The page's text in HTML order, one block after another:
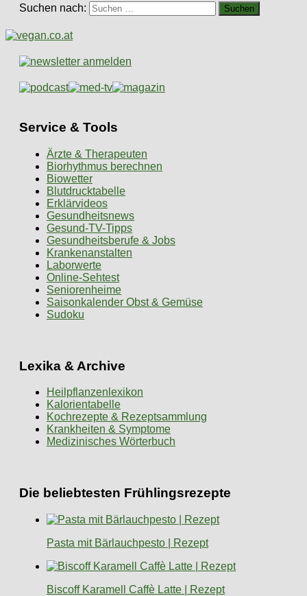
Suchen nach:
Service & Tools
Ärzte & Therapeuten
Biorhythmus berechnen
Biowetter
Blutdrucktabelle
Erklärvideos
Gesundheitsnews
Gesund-TV-Tipps
Gesundheitsberufe & Jobs
Krankenanstalten
Laborwerte
Online-Sehtest
Seniorenheime
Saisonkalender Obst & Gemüse
Sudoku
Lexika & Archive
Heilpflanzenlexikon
Kalorientabelle
Kochrezepte & Rezeptsammlung
Krankheiten & Symptome
Medizinisches Wörterbuch
Die beliebtesten Frühlingsrezepte
Pasta mit Bärlauchpesto | Rezept
Biscoff Karamell Caffè Latte | Rezept